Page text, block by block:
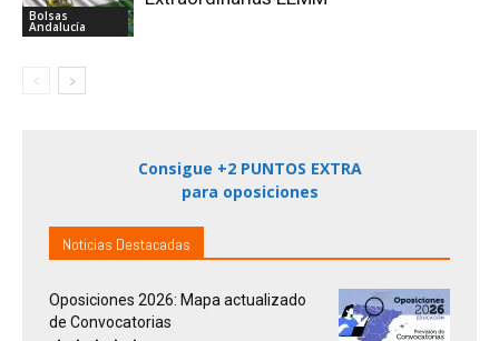
Bolsas
Andalucía
Consigue +2 PUNTOS EXTRA
para oposiciones
Noticias Destacadas
Oposiciones 2026: Mapa actualizado
de Convocatorias